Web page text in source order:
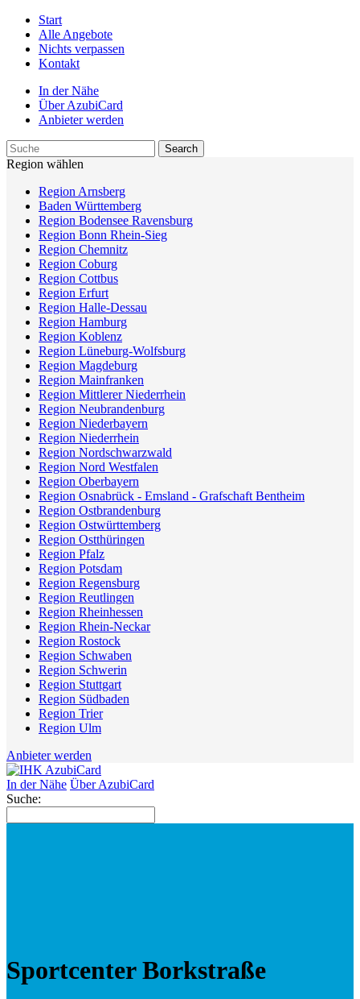
Start
Alle Angebote
Nichts verpassen
Kontakt
In der Nähe
Über AzubiCard
Anbieter werden
Region wählen
Region Arnsberg
Baden Württemberg
Region Bodensee Ravensburg
Region Bonn Rhein-Sieg
Region Chemnitz
Region Coburg
Region Cottbus
Region Erfurt
Region Halle-Dessau
Region Hamburg
Region Koblenz
Region Lüneburg-Wolfsburg
Region Magdeburg
Region Mainfranken
Region Mittlerer Niederrhein
Region Neubrandenburg
Region Niederbayern
Region Niederrhein
Region Nordschwarzwald
Region Nord Westfalen
Region Oberbayern
Region Osnabrück - Emsland - Grafschaft Bentheim
Region Ostbrandenburg
Region Ostwürttemberg
Region Ostthüringen
Region Pfalz
Region Potsdam
Region Regensburg
Region Reutlingen
Region Rheinhessen
Region Rhein-Neckar
Region Rostock
Region Schwaben
Region Schwerin
Region Stuttgart
Region Südbaden
Region Trier
Region Ulm
Anbieter werden
In der Nähe Über AzubiCard
Suche:
Sportcenter Borkstraße